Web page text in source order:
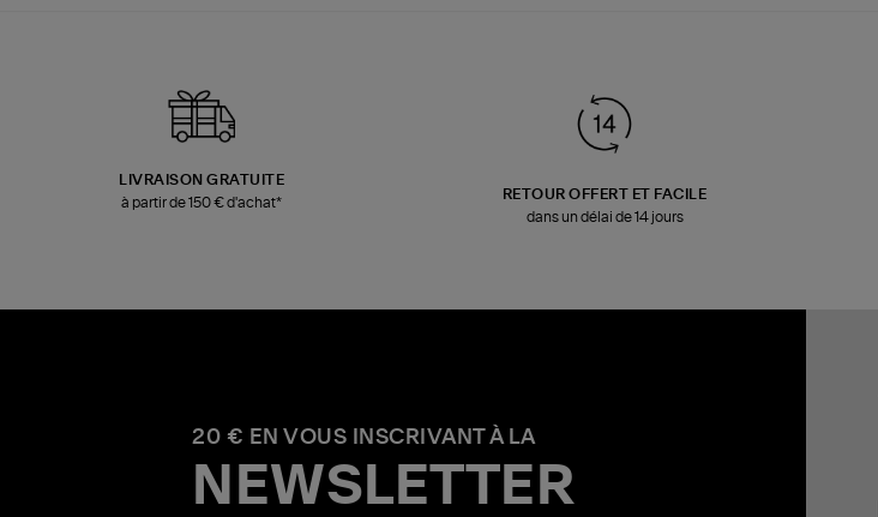
LIVRAISON GRATUITE
à partir de 150 € d'achat*
RETOUR OFFERT ET FACILE
dans un délai de 14 jours
20 € EN VOUS INSCRIVANT À LA
NEWSLETTER